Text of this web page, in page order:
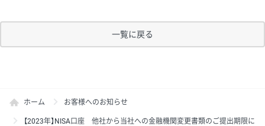
一覧に戻る
ホーム お客様へのお知らせ
【2023年】NISA口座 他社から当社への金融機関変更書類のご提出期限に